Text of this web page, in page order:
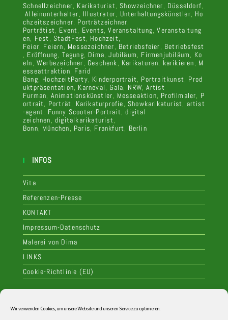
Wir verwenden Cookies, um unsere Website und unseren Service zu optimieren.
Schnellzeichner, Karikaturist, Showzeichner, Düsseldorf,
Alleinunterhalter, Illustrator, Unterhaltungskünstler, Ho
chzeitszeichner, Porträtzeichner,
Porträtist, Event, Events,Veranstaltung,Veranstaltung
en, Fest, StadtFest, Hochzeit,
Feier, Feiern, Messezeichner, Betriebsfeier, Betriebsfest
, Eröffnung, Tagung, Dima,Jubiläum, Firmenjubiläum, Ko
eln,Werbezeichner, Geschenk, Karikaturen, karikieren, M
esseattraktion, Farid
Bang, HochzeitParty, Kinderportrait, Portraitkunst, Prod
uktpräsentation, Karneval, Gala, NRW, Artist
Furman, Animationskünstler, Messeaktion, Profilmaler, P
ortrait, Porträt, Karikaturprofie, Showkarikaturist, artist
-agent, Funny Scooter-Portrait,digital
zeichnen,digitalkarikaturist,
Bonn, München, Paris, Frankfurt, Berlin
INFOS
Vita
Referenzen-Presse
KONTAKT
Impressum-Datenschutz
Malerei von Dima
LINKS
Cookie-Richtlinie (EU)